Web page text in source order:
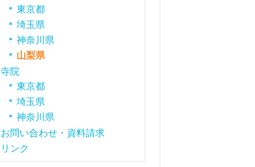
東京都
埼玉県
神奈川県
山梨県
寺院
東京都
埼玉県
神奈川県
お問い合わせ・資料請求
リンク